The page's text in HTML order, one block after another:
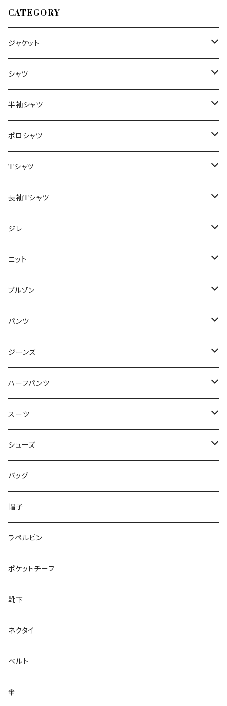
CATEGORY
ジャケット
～44/S
46/M
48/L
50/XL～
シャツ
～44/S
46/M
48/L
50/XL～
半袖シャツ
～44/S
46/M
48/L
50/XL～
ポロシャツ
～44/S
46/M
48/L
50/XL～
Tシャツ
～44/S
46/M
48/L
50/XL～
長袖Tシャツ
～44/S
46/M
48/L
50/XL～
ジレ
～44/S
46/M
48/L
50/XL～
ニット
～44/S
46/M
48/L
50/XL～
ブルゾン
～44/S
46/M
48/L
50/XL～
パンツ
～44/S
46/M
48/L
50/XL～
ジーンズ
～44/S
46/M
48/L
50/XL～
ハーフパンツ
～44/S
46/M
48/L
50/XL～
スーツ
～44/S
46/M
48/L
50/XL～
シューズ
～25.5cm
26cm～
27cm～
28cm～
バッグ
帽子
ラペルピン
ポケットチーフ
靴下
ネクタイ
ベルト
傘